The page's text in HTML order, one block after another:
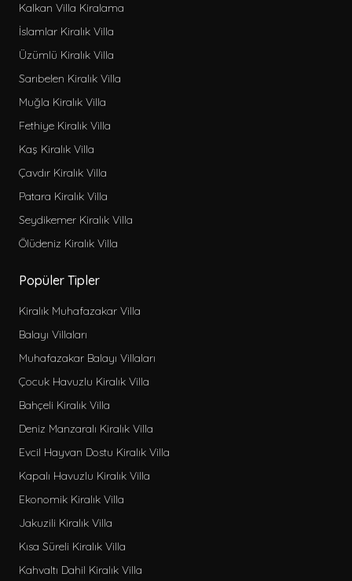
Kalkan Villa Kiralama
İslamlar Kiralık Villa
Üzümlü Kiralık Villa
Sarıbelen Kiralık Villa
Muğla Kiralık Villa
Fethiye Kiralık Villa
Kaş Kiralık Villa
Çavdır Kiralık Villa
Patara Kiralık Villa
Seydikemer Kiralık Villa
Ölüdeniz Kiralık Villa
Popüler Tipler
Kiralık Muhafazakar Villa
Balayı Villaları
Muhafazakar Balayı Villaları
Çocuk Havuzlu Kiralık Villa
Bahçeli Kiralık Villa
Deniz Manzaralı Kiralık Villa
Evcil Hayvan Dostu Kiralık Villa
Kapalı Havuzlu Kiralık Villa
Ekonomik Kiralık Villa
Jakuzili Kiralık Villa
Kısa Süreli Kiralık Villa
Kahvaltı Dahil Kiralık Villa